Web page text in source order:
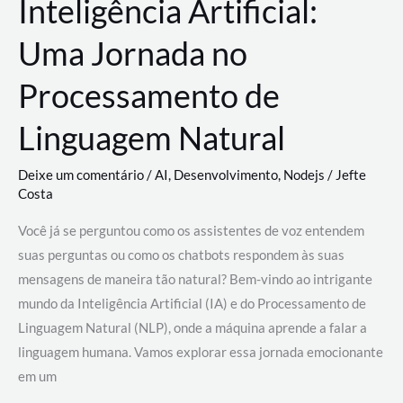
Inteligência Artificial:
Uma Jornada no
Processamento de
Linguagem Natural
Deixe um comentário/AI, Desenvolvimento, Nodejs / Jefte
Costa
Você já se perguntou como os assistentes de voz entendem
suas perguntas ou como os chatbots respondem às suas
mensagens de maneira tão natural? Bem-vindo ao intrigante
mundo da Inteligência Artificial (IA) e do Processamento de
Linguagem Natural (NLP), onde a máquina aprende a falar a
linguagem humana. Vamos explorar essa jornada emocionante
em um